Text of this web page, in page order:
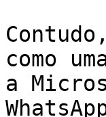
como
a